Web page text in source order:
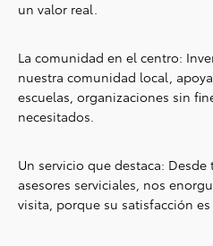
un valor real.
La comunidad en el centro:
nuestra comunidad local,
escuelas, organizaciones sin
necesitados.
Un servicio que destaca:
asesores serviciales, nos
visita, porque su satisfacción